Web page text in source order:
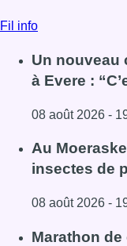
Fil info
Un nouveau
à Evere :
08 août 2026 -
Lire l'article Un
Au
insectes de
08 août 2026 -
Lire l'article Au
Marathon